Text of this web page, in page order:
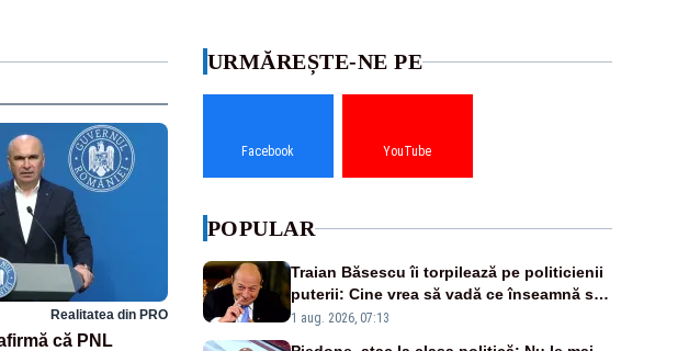
Realitatea din PRO
că PNL
URMĂREȘTE-NE PE
Facebook YouTube
POPULAR
Traian Băsescu îi torpilează pe politicienii
puterii: Cine vrea să vadă ce înseamnă să
fii prost, se uită la România
1 aug. 2026, 07:13